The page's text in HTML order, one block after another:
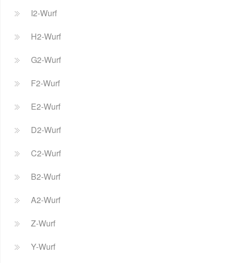
I2-Wurf
H2-Wurf
G2-Wurf
F2-Wurf
E2-Wurf
D2-Wurf
C2-Wurf
B2-Wurf
A2-Wurf
Z-Wurf
Y-Wurf